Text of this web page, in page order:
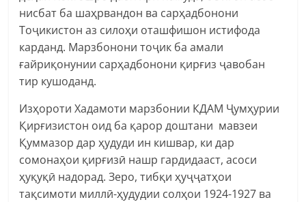
нисбат ба шаҳрвандон ва сарҳадбонони
Тоҷикистон аз силоҳи оташфишон истифода
карданд. Марзбонони тоҷик ба амали
ғайриқонунии сарҳадбонони қирғиз ҷавобан
тир кушоданд.
Изҳороти Хадамоти марзбонии КДАМ Ҷумҳурии
Қирғизистон оид ба қарор доштани мавзеи
Қуммазор дар ҳудуди ин кишвар, ки дар
сомонаҳои қирғизӣ нашр гардидааст, асоси
ҳуқуқӣ надорад. Зеро, тибқи ҳуҷҷатҳои
тақсимоти миллӣ-ҳудудии солҳои 1924-1927 ва